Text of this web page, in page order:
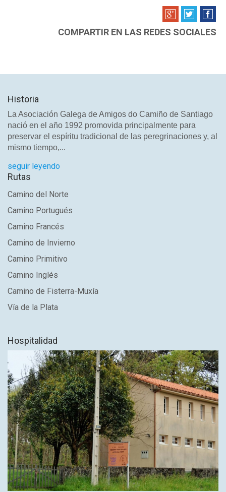
COMPARTIR EN LAS REDES SOCIALES
Historia
La Asociación Galega de Amigos do Camiño de Santiago
nació en el año 1992 promovida principalmente para
preservar el espíritu tradicional de las peregrinaciones y, al
mismo tiempo,...
seguir leyendo
Rutas
Camino del Norte
Camino Portugués
Camino Francés
Camino de Invierno
Camino Primitivo
Camino Inglés
Camino de Fisterra-Muxía
Vía de la Plata
Hospitalidad